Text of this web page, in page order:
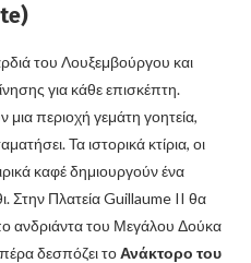
του Λουξεμβούργου και
για κάθε επισκέπτη.
περιοχή γεμάτη γοητεία,
Τα ιστορικά κτίρια, οι
καφέ δημιουργούν ένα
Στην Πλατεία Guillaume II θα
ανδριάντα του Μεγάλου Δούκα
δεσπόζει τοΑνάκτορο του